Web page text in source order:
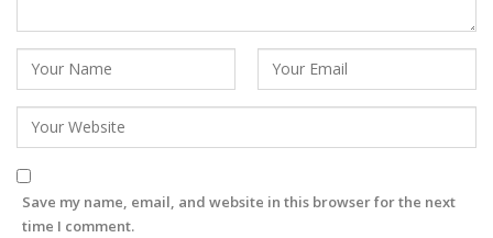
Save my name, email, and website in this browser for the next
time I comment.